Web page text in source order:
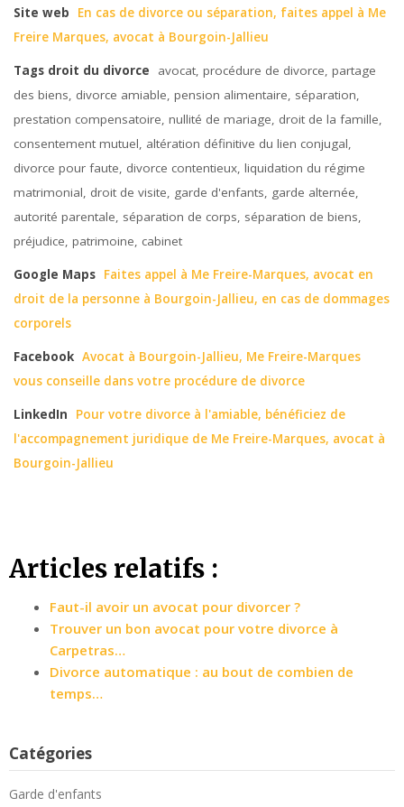
Site web
En cas de divorce ou séparation, faites appel à Me
Freire Marques, avocat à Bourgoin-Jallieu
Tags droit du divorce
avocat, procédure de divorce, partage
des biens, divorce amiable, pension alimentaire, séparation,
prestation compensatoire, nullité de mariage, droit de la famille,
consentement mutuel, altération définitive du lien conjugal,
divorce pour faute, divorce contentieux, liquidation du régime
matrimonial, droit de visite, garde d'enfants, garde alternée,
autorité parentale, séparation de corps, séparation de biens,
préjudice, patrimoine, cabinet
Google Maps Faites appel à Me Freire-Marques, avocat en
droit de la personne à Bourgoin-Jallieu, en cas de dommages
corporels
Facebook Avocat à Bourgoin-Jallieu, Me Freire-Marques
vous conseille dans votre procédure de divorce
LinkedIn
Pour votre divorce à l'amiable, bénéficiez de
l'accompagnement juridique de Me Freire-Marques, avocat à
Bourgoin-Jallieu
Articles relatifs :
Faut-il avoir un avocat pour divorcer ?
Trouver un bon avocat pour votre divorce à
Carpetras…
Divorce automatique : au bout de combien de
temps…
Catégories
Garde d'enfants